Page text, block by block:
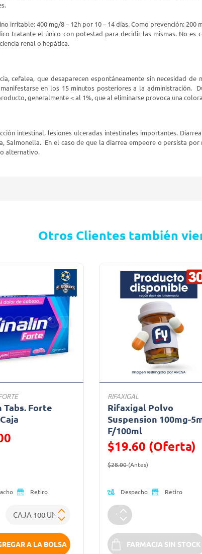
irritable: 400 mg/8 – 12h por 10 – 14 días. Como prevención: 200
tratante el único con potestad para decidir las mismas. No
renal o hepática.
cefalea, que desaparecen espontáneamente sin necesidad
en los 15 minutos posteriores a la administración.
generalmente < al 1%, que al eliminarse provoca una
intestinal, lesiones ulceradas intestinales importantes.
Salmonella. En el caso de que la diarrea empeore o persista
alternativo.
Otros Clientes también
Tabs. Forte
de
Retiro
A LA BOLSA
RIFAXIGAL
Rifaxigal Polvo
Suspension 100mg-
F/100ml
$19.60 (Oferta)
Precio reducido de
$28.00(Antes)
Despacho Retiro
FARMACIA SIN STOCK